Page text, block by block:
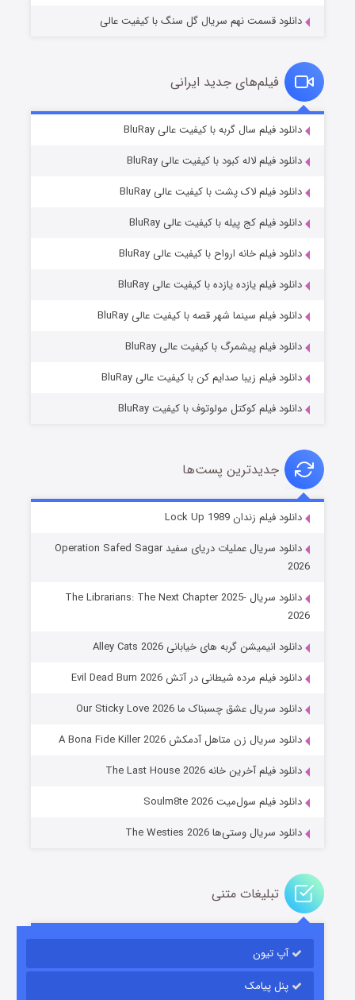
قسمت۶ (زیرنویس) منتشر شد
شوهر
عملیات آپارتمان
قسمت۲ (زیرنویس) منتشر شد
مردگان متحرک: شهر مرده ۳
دانلود قسمت نهم سریال گل سنگ با کیفیت عالی
فیلم‌های جدید ایرانی
دانلود فیلم سال گربه با کیفیت عالی BluRay
دانلود فیلم لاله کبود با کیفیت عالی BluRay
دانلود فیلم لاک پشت با کیفیت عالی BluRay
دانلود فیلم کج‌ پیله با کیفیت عالی BluRay
دانلود فیلم خانه ارواح با کیفیت عالی BluRay
دانلود فیلم یازده یازده با کیفیت عالی BluRay
دانلود فیلم سینما شهر قصه با کیفیت عالی BluRay
دانلود فیلم پیشمرگ با کیفیت عالی BluRay
دانلود فیلم زیبا صدایم کن با کیفیت عالی BluRay
دانلود فیلم کوکتل مولوتوف با کیفیت BluRay
جدیدترین پست‌ها
دانلود فیلم زندان Lock Up 1989
دانلود سریال عملیات دریای سفید Operation Safed Sagar
2026
دانلود سریال The Librarians: The Next Chapter 2025-
2026
دانلود انیمیشن گربه های خیابانی Alley Cats 2026
دانلود فیلم مرده شیطانی در آتش Evil Dead Burn 2026
دانلود سریال عشق چسبناک ما Our Sticky Love 2026
دانلود سریال زن متاهل آدمکش A Bona Fide Killer 2026
دانلود فیلم آخرین خانه The Last House 2026
دانلود فیلم سول‌میت Soulm8te 2026
دانلود سریال وستی‌ها The Westies 2026
تبلیغات متنی
آپ تیون
پنل پیامک